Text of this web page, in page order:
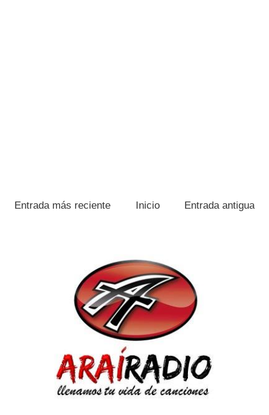
Entrada más reciente Entrada antigua
Inicio